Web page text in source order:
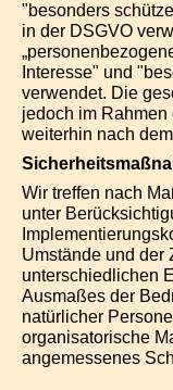
"besonders
in der DSGVO
Interesse" und
verwendet. Die
jedoch im
weiterhin nach
Wir treffen nach
unter
Umstände und der
unterschiedlichen
Ausmaßes der
natürlicher
organisatorische
angemessenes